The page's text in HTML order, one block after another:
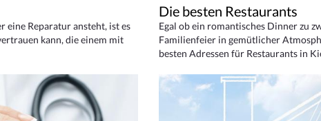
eine Reparatur ansteht, ist es
kann, die einem mit
Die besten Restaurants
Egal ob ein romantisches Dinner zu
Familienfeier in gemütlicher
besten Adressen für Restaurants in